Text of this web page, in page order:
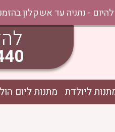
אשקלון בהזמנה עד השעה 13:00 ושאר חלקי הארץ
ליולדת מתנות ליום